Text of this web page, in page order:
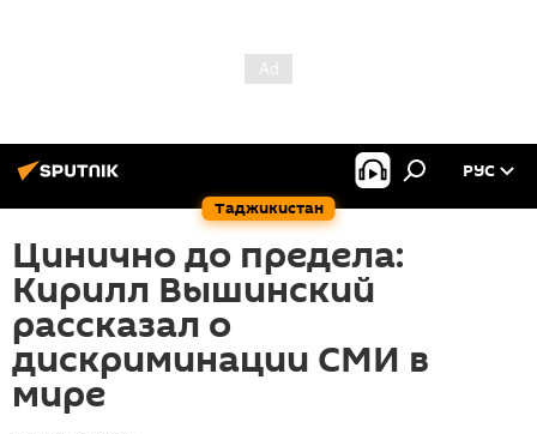
Таджикистан
РУС
Цинично до предела:
Кирилл Вышинский
рассказал о
дискриминации СМИ в
мире